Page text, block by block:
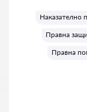
Наказателно
Правна
Правна